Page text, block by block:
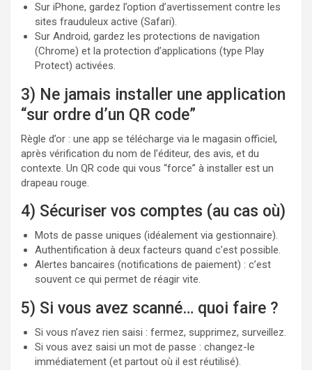
Sur iPhone, gardez l’option d’avertissement contre les
sites frauduleux active (Safari).
Sur Android, gardez les protections de navigation
(Chrome) et la protection d’applications (type Play
Protect) activées.
3) Ne jamais installer une application
“sur ordre d’un QR code”
Règle d’or : une app se télécharge via le magasin officiel,
après vérification du nom de l’éditeur, des avis, et du
contexte. Un QR code qui vous “force” à installer est un
drapeau rouge.
4) Sécuriser vos comptes (au cas où)
Mots de passe uniques (idéalement via gestionnaire).
Authentification à deux facteurs quand c’est possible.
Alertes bancaires (notifications de paiement) : c’est
souvent ce qui permet de réagir vite.
5) Si vous avez scanné… quoi faire ?
Si vous n’avez rien saisi : fermez, supprimez, surveillez.
Si vous avez saisi un mot de passe : changez-le
immédiatement (et partout où il est réutilisé).